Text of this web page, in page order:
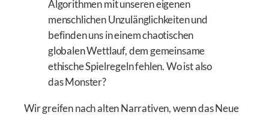
Algorithmen mit unseren eigenen
menschlichen Unzulänglichkeiten und
befinden uns in einem chaotischen
globalen Wettlauf, dem gemeinsame
ethische Spielregeln fehlen. Wo ist also
das Monster?
Wir greifen nach alten Narrativen, wenn das Neue